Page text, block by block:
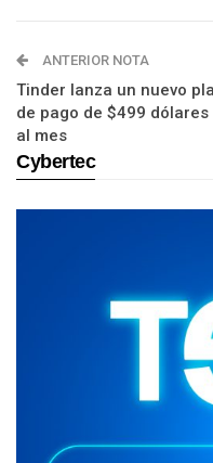
ANTERIOR NOTA
Tinder lanza un nuevo
de pago de $499 dólares
al mes
Cybertec